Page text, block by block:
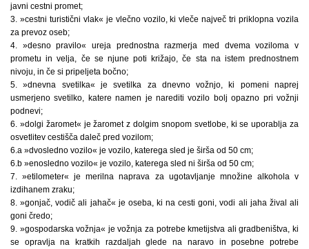
javni cestni promet;
3. »cestni turistični vlak« je vlečno vozilo, ki vleče največ tri priklopna vozila
za prevoz oseb;
4. »desno pravilo« ureja prednostna razmerja med dvema voziloma v
prometu in velja, če se njune poti križajo, če sta na istem prednostnem
nivoju, in če si pripeljeta bočno;
5. »dnevna svetilka« je svetilka za dnevno vožnjo, ki pomeni naprej
usmerjeno svetilko, katere namen je narediti vozilo bolj opazno pri vožnji
podnevi;
6. »dolgi žaromet« je žaromet z dolgim snopom svetlobe, ki se uporablja za
osvetlitev cestišča daleč pred vozilom;
6.a »dvosledno vozilo« je vozilo, katerega sled je širša od 50 cm;
6.b »enosledno vozilo« je vozilo, katerega sled ni širša od 50 cm;
7. »etilometer« je merilna naprava za ugotavljanje množine alkohola v
izdihanem zraku;
8. »gonjač, vodič ali jahač« je oseba, ki na cesti goni, vodi ali jaha žival ali
goni čredo;
9. »gospodarska vožnja« je vožnja za potrebe kmetijstva ali gradbeništva, ki
se opravlja na kratkih razdaljah glede na naravo in posebne potrebe